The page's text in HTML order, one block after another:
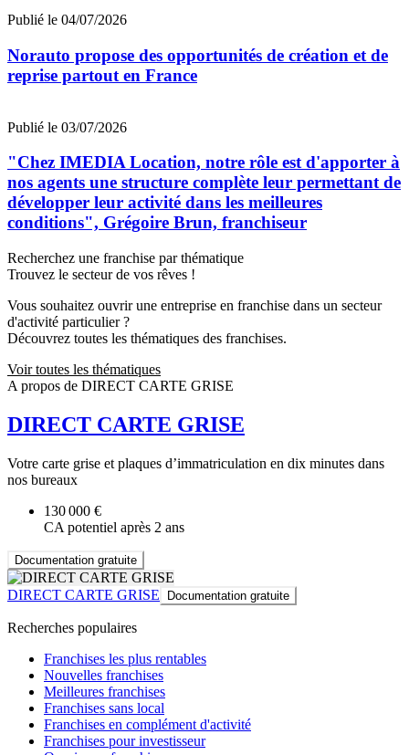
Publié le 04/07/2026
Norauto propose des opportunités de création et de
reprise partout en France
Publié le 03/07/2026
"Chez IMEDIA Location, notre rôle est d'apporter à
nos agents une structure complète leur permettant de
développer leur activité dans les meilleures
conditions", Grégoire Brun, franchiseur
Recherchez une franchise par thématique
Trouvez le secteur de vos rêves !
Vous souhaitez ouvrir une entreprise en franchise dans un secteur
d'activité particulier ?
Découvrez toutes les thématiques des franchises.
Voir toutes les thématiques
A propos de DIRECT CARTE GRISE
DIRECT CARTE GRISE
Votre carte grise et plaques d’immatriculation en dix minutes dans
nos bureaux
130 000 €
CA potentiel après 2 ans
Documentation gratuite
DIRECT CARTE GRISE Documentation gratuite
Recherches populaires
Franchises les plus rentables
Nouvelles franchises
Meilleures franchises
Franchises sans local
Franchises en complément d'activité
Franchises pour investisseur